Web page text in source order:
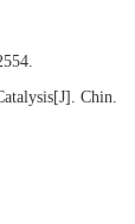
Chin.